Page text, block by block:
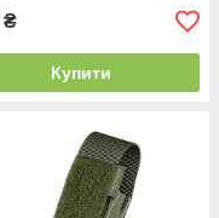
₴
Купити